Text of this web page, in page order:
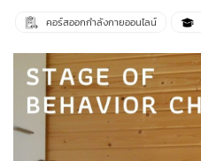
คอร์สออกกำลังกายออนไลน์